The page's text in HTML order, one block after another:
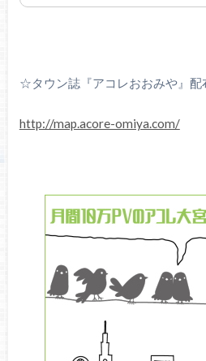
☆タウン誌『アコレおおみや』配
http://map.acore-omiya.com/